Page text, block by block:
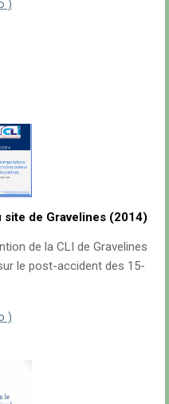
)
site de Gravelines (2014)
de la CLI de Gravelines
le post-accident des 15-
)